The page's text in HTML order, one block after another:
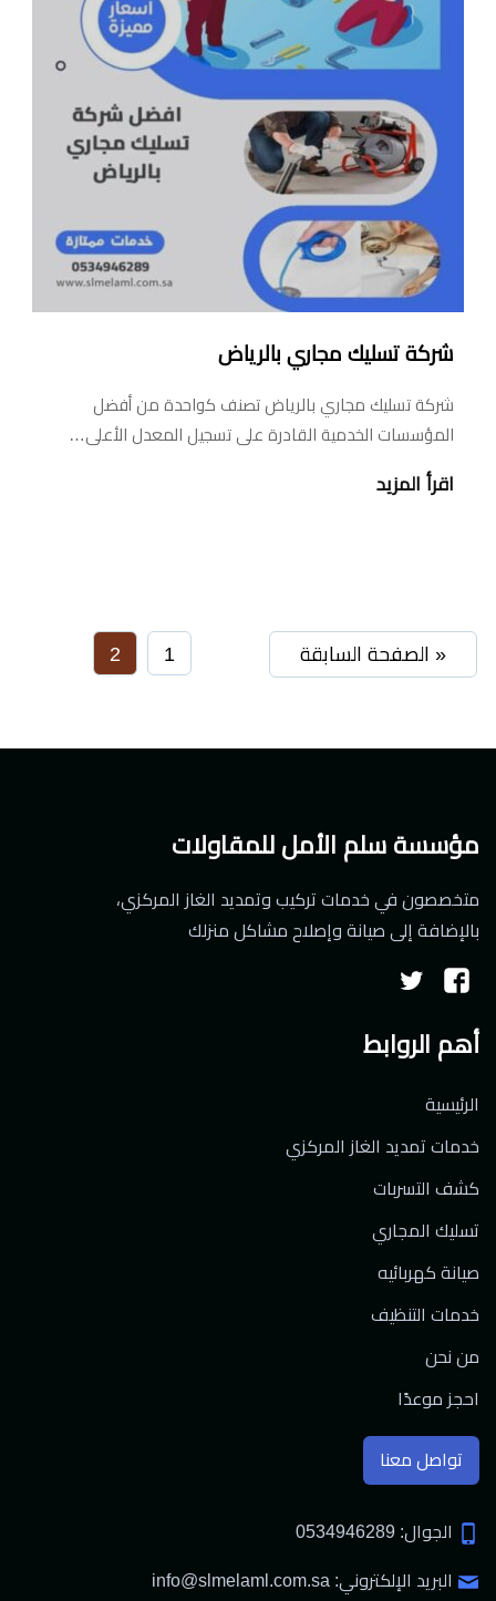
شركة تسليك مجاري بالرياض
شركة تسليك مجاري بالرياض تصنف كواحدة من أفضل
المؤسسات الخدمية القادرة على تسجيل المعدل الأعلى…
اقرأ المزيد
« الصفحة السابقة 1
2
مؤسسة سلم الأمل للمقاولات
متخصصون في خدمات تركيب وتمديد الغاز المركزي،
بالإضافة إلى صيانة وإصلاح مشاكل منزلك
تابعنا
فيسبوكتويتر
أهم الروابط
الرئيسية
خدمات تمديد الغاز المركزي
كشف التسربات
تسليك المجاري
صيانة كهربائيه
خدمات التنظيف
من نحن
احجز موعدًا
تواصل معنا
الجوال: 0534946289
البريد الإلكتروني: info@slmelaml.com.sa